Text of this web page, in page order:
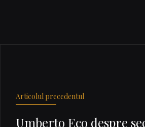
Articolul precedentul
Umberto Eco despre